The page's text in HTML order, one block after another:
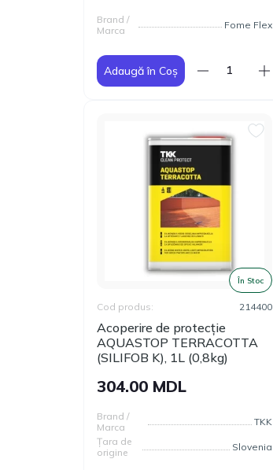
Brand /
Marca
Fome Flex
Adaugă în Coș
În Stoc
Acoperire de protecție
AQUASTOP TERRACOTTA
(SILIFOB K), 1L (0,8kg)
Cod produs: 214400
304.00 MDL
Brand /
Marca
TKK
Țara de
origine
Slovenia